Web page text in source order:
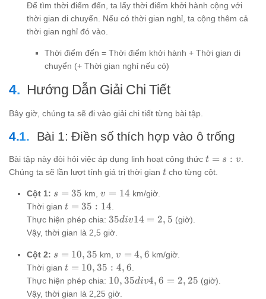
Để tìm thời điểm đến, ta lấy thời điểm khởi hành cộng với
thời gian di chuyển. Nếu có thời gian nghỉ, ta cộng thêm cả
thời gian nghỉ đó vào.
Thời điểm đến = Thời điểm khởi hành + Thời gian di
chuyển (+ Thời gian nghỉ nếu có)
Hướng Dẫn Giải Chi Tiết
Bây giờ, chúng ta sẽ đi vào giải chi tiết từng bài tập.
Bài 1: Điền số thích hợp vào ô trống
Bài tập này đòi hỏi việc áp dụng linh hoạt công thức t
=
t = s : v.
Chúng ta sẽ lần lượt tính giá trị thời gian t
t cho từng cột.
Cột 1: s
=
35
s = 35 km,v
=
14
v = 14 km/giờ.
Thời gian t
=
35
14
t = 35 : 14.
Thực hiện phép chia: 35
div
=
2,5
35div14 = 2, 5 (giờ).
Vậy, thời gian là 2,5 giờ.
Cột 2: s =
10,35
s = 10, 35 km,v
=
4,6
v = 4, 6 km/giờ.
Thời gian t =
10,35
: 4,6
t = 10, 35 : 4, 6
Thực hiện phép chia: 10,35
div
10, 35div4, 6 = 2, 25 (giờ).
Vậy, thời gian là 2,25 giờ.